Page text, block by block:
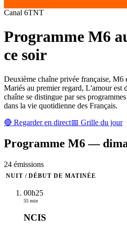
Canal 6TNT
Programme M6
ce soir
Deuxième chaîne privée française, M6
Mariés au premier regard, L'amour est
chaîne se distingue par ses
dans la vie quotidienne des Français.
🔴 Regarder en direct📅 Grille du jour
Programme M6—
24 émissions
NUIT / DÉBUT DE MATINÉE
00h25
55 min
NCIS